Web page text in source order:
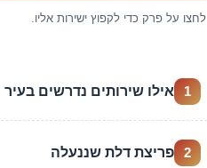
לחצו על פרק כדי לקפוץ ישירות אליו.
1 אילו שירותים נדרשים בעיר
2 פריצת דלת שננעלה